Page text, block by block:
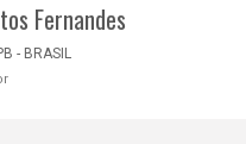
Fernandes
- BRASIL